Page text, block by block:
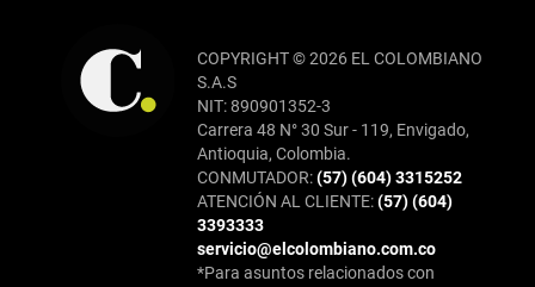
COPYRIGHT © 2026 EL COLOMBIANO
S.A.S
NIT: 890901352-3
Carrera 48 N° 30 Sur - 119, Envigado,
Antioquia, Colombia.
CONMUTADOR:(57) (604) 3315252
ATENCIÓN AL CLIENTE:(57) (604)
3393333
servicio@elcolombiano.com.co
*Para asuntos relacionados con